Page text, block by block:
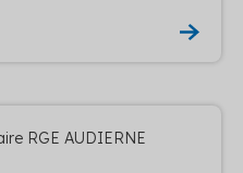
RGE AUDIERNE